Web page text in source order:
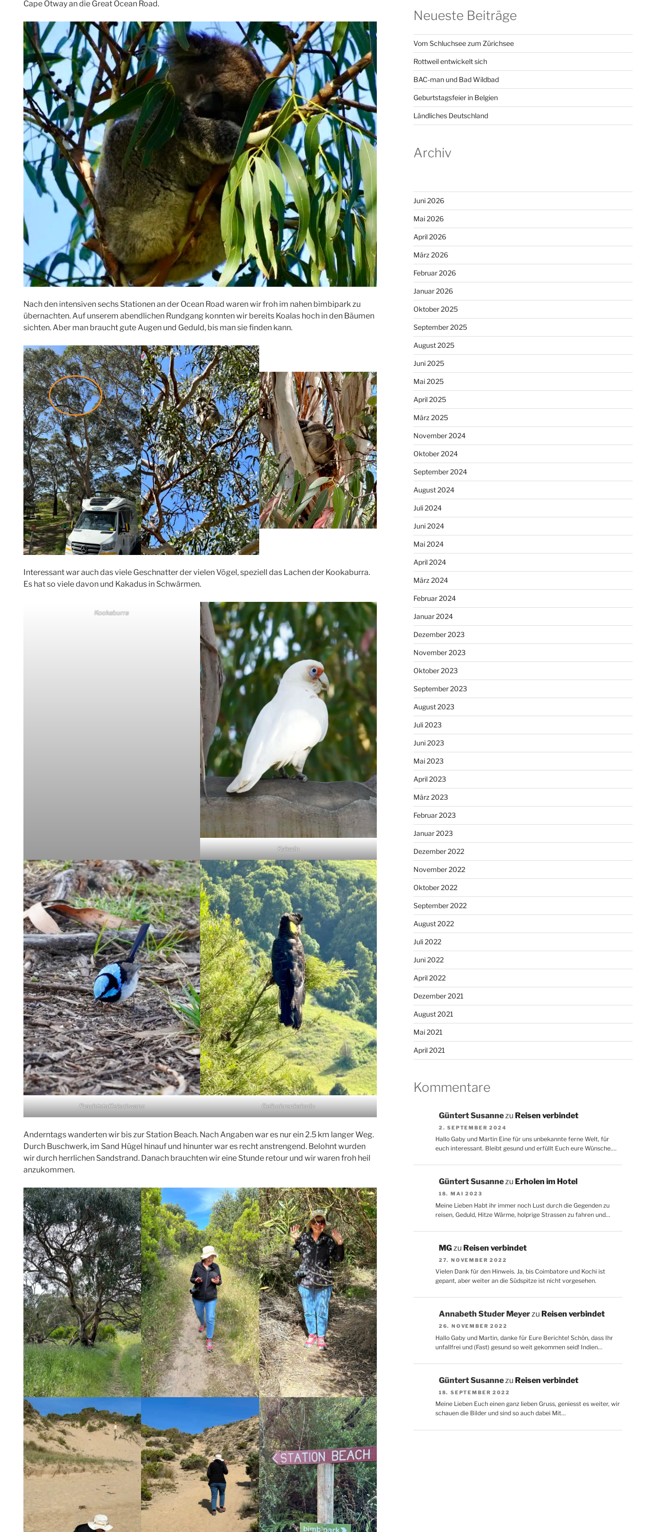
Cape Otway an die Great Ocean Road.
Nach den intensiven sechs Stationen an der Ocean Road waren wir froh im nahen bimbipark zu
übernachten. Auf unserem abendlichen Rundgang konnten wir bereits Koalas hoch in den Bäumen
sichten. Aber man braucht gute Augen und Geduld, bis man sie finden kann.
Interessant war auch das viele Geschnatter der vielen Vögel, speziell das Lachen der Kookaburra.
Es hat so viele davon und Kakadus in Schwärmen.
Kookaburra
Kakadu
Prachtstaffelschwanz Gelbohrenkakadu
Anderntags wanderten wir bis zur Station Beach. Nach Angaben war es nur ein 2.5 km langer Weg.
Durch Buschwerk, im Sand Hügel hinauf und hinunter war es recht anstrengend. Belohnt wurden
wir durch herrlichen Sandstrand. Danach brauchten wir eine Stunde retour und wir waren froh heil
anzukommen.
Neueste Beiträge
Vom Schluchsee zum Zürichsee
Rottweil entwickelt sich
BAC-man und Bad Wildbad
Geburtstagsfeier in Belgien
Ländliches Deutschland
Archiv
Juni 2026
Mai 2026
April 2026
März 2026
Februar 2026
Januar 2026
Oktober 2025
September 2025
August 2025
Juni 2025
Mai 2025
April 2025
März 2025
November 2024
Oktober 2024
September 2024
August 2024
Juli 2024
Juni 2024
Mai 2024
April 2024
März 2024
Februar 2024
Januar 2024
Dezember 2023
November 2023
Oktober 2023
September 2023
August 2023
Juli 2023
Juni 2023
Mai 2023
April 2023
März 2023
Februar 2023
Januar 2023
Dezember 2022
November 2022
Oktober 2022
September 2022
August 2022
Juli 2022
Juni 2022
April 2022
Dezember 2021
August 2021
Mai 2021
April 2021
Kommentare
Güntert Susannezu Reisen verbindet
2. SEPTEMBER 2024
Hallo Gaby und Martin Eine für uns unbekannte ferne Welt, für
euch interessant. Bleibt gesund und erfüllt Euch eure Wünsche.…
Güntert Susannezu Erholen im Hotel
18. MAI 2023
Meine Lieben Habt ihr immer noch Lust durch die Gegenden zu
reisen, Geduld, Hitze Wärme, holprige Strassen zu fahren und…
MGzu Reisen verbindet
27. NOVEMBER 2022
Vielen Dank für den Hinweis. Ja, bis Coimbatore und Kochi ist
gepant, aber weiter an die Südspitze ist nicht vorgesehen.
Annabeth Studer Meyerzu Reisen verbindet
26. NOVEMBER 2022
Hallo Gaby und Martin, danke für Eure Berichte! Schön, dass Ihr
unfallfrei und (Fast) gesund so weit gekommen seid! Indien…
Güntert Susannezu Reisen verbindet
18. SEPTEMBER 2022
Meine Lieben Euch einen ganz lieben Gruss, geniesst es weiter, wir
schauen die Bilder und sind so auch dabei Mit…